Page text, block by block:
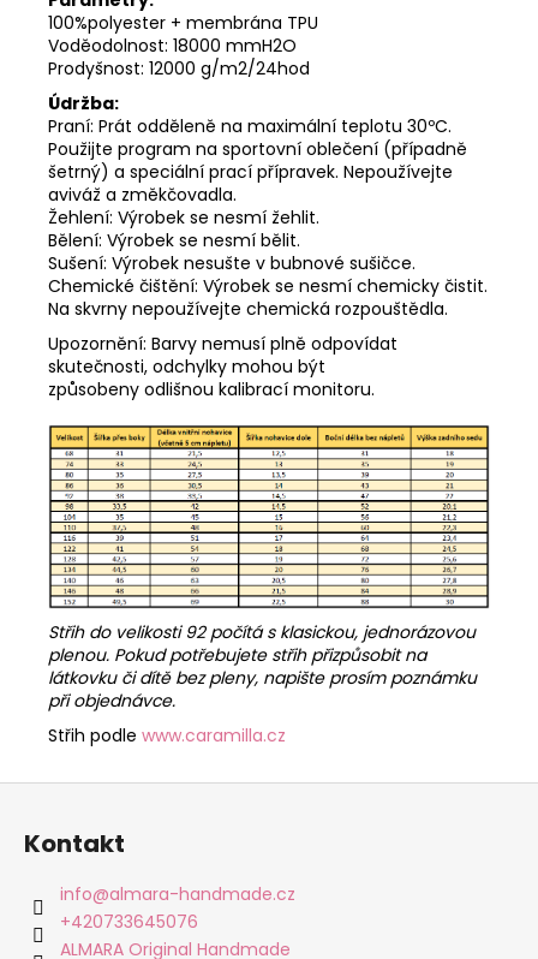
100%polyester + membrána TPU
Voděodolnost: 18000 mmH2O
Prodyšnost: 12000 g/m2/24hod
Údržba:
Praní: Prát odděleně na maximální teplotu 30ºC.
Použijte program na sportovní oblečení (případně
šetrný) a speciální prací přípravek. Nepoužívejte
aviváž a změkčovadla.
Žehlení: Výrobek se nesmí žehlit.
Bělení: Výrobek se nesmí bělit.
Sušení: Výrobek nesušte v bubnové sušičce.
Chemické čištění: Výrobek se nesmí chemicky čistit.
Na skvrny nepoužívejte chemická rozpouštědla.
Upozornění: Barvy nemusí plně odpovídat
skutečnosti, odchylky mohou být
způsobeny odlišnou kalibrací monitoru.
Střih do velikosti 92 počítá s klasickou, jednorázovou
plenou. Pokud potřebujete střih přizpůsobit na
látkovku či dítě bez pleny, napište prosím poznámku
při objednávce.
Střih podle www.caramilla.cz
Kontakt
info@almara-handmade.cz
+420733645076
ALMARA Original Handmade